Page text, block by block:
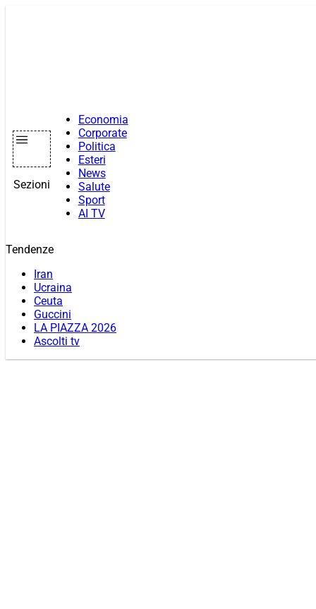
Sezioni
Economia
Corporate
Politica
Esteri
News
Salute
Sport
AI TV
Tendenze
Iran
Ucraina
Ceuta
Guccini
LA PIAZZA 2026
Ascolti tv